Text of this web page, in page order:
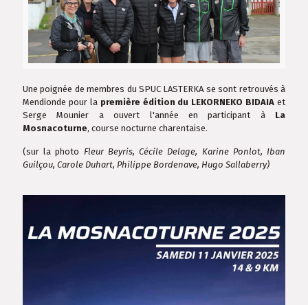
Une poignée de membres du SPUC LASTERKA se sont retrouvés à
Mendionde pour la première édition du LEKORNEKO BIDAIA et
Serge Mounier a ouvert l'année en participant à La
Mosnacoturne, course nocturne charentaise.
(sur la photo Fleur Beyris, Cécile Delage, Karine Ponlot, Iban
Guilçou, Carole Duhart, Philippe Bordenave, Hugo Sallaberry)